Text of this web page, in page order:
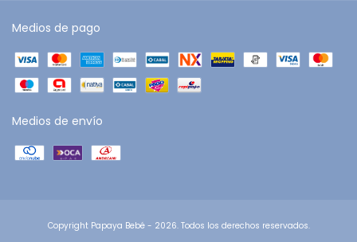
Medios de pago
Medios de envío
Copyright Papaya Bebé - 2026. Todos los derechos reservados.